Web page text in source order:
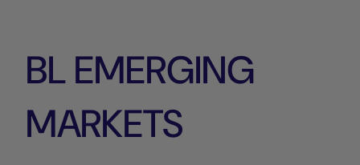
BL EMERGING
MARKETS